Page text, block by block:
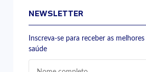
NEWSLETTER
Inscreva-se para receber as
saúde